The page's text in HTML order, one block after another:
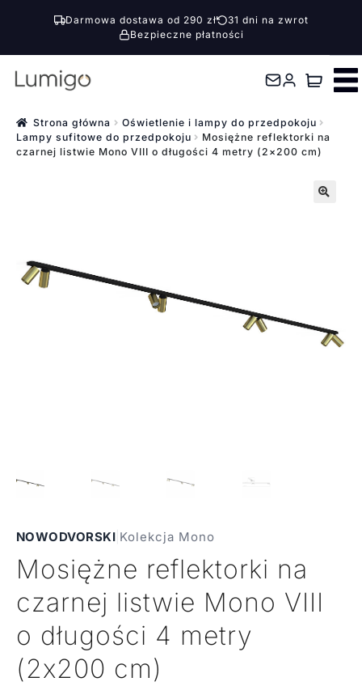
Darmowa dostawa od 290 zł
31 dni na zwrot
Bezpieczne płatności
Przejdź
nawigacji
Przejdź
treści Strona główna
Oświetlenie i lampy do przedpokoju
Lampy sufitowe do przedpokoju
Mosiężne reflektorki na
czarnej listwie Mono VIII o długości 4 metry (2×200 cm)
NOWODVORSKI Kolekcja Mono
Mosiężne reflektorki na
czarnej listwie Mono VIII
o długości 4 metry
(2x200 cm)